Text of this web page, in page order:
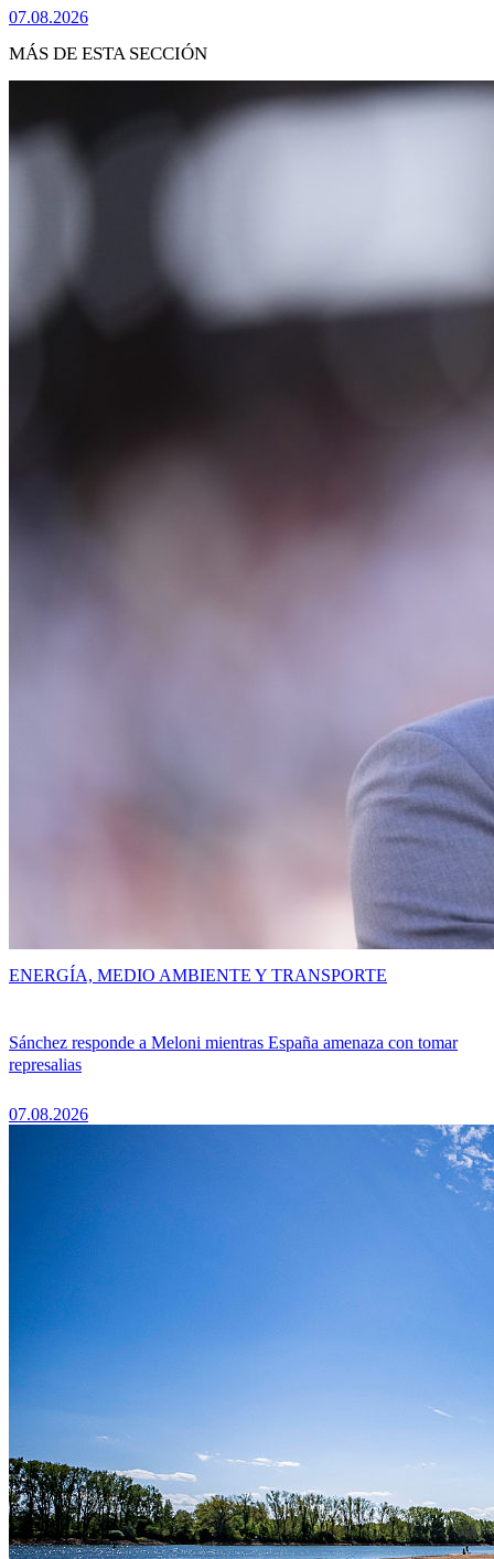
07.08.2026
MÁS DE ESTA SECCIÓN
Sánchez responde a Meloni mientras España amenaza con tomar
represalias
07.08.2026
ENERGÍA, MEDIO AMBIENTE Y TRANSPORTE